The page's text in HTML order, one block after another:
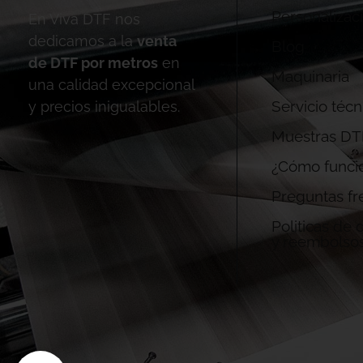
En Viva DTF nos
dedicamos a la venta
de DTF por metros en
una calidad excepcional
y precios inigualables.
Maquinaria
Servicio
Muestras
¿Cómo
Preguntas
Politicas de